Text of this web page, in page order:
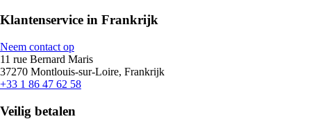
Klantenservice in Frankrijk
Neem contact op
11 rue Bernard Maris
37270 Montlouis-sur-Loire, Frankrijk
+33 1 86 47 62 58
Veilig betalen